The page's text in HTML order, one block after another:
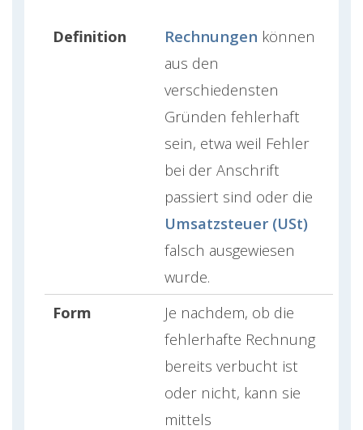
Definition Rechnungen können
aus den
verschiedensten
Gründen fehlerhaft
sein, etwa weil Fehler
bei der Anschrift
passiert sind oder die
Umsatzsteuer (USt)
falsch ausgewiesen
wurde.
Form
Je nachdem, ob die
fehlerhafte Rechnung
bereits verbucht ist
oder nicht, kann sie
mittels